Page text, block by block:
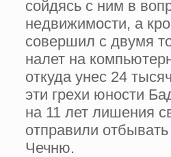
сойдясь с ним в
недвижимости, а
совершил с двумя
налет на
откуда унес 24
эти грехи юности
на 11 лет лишения
отправили
Чечню.